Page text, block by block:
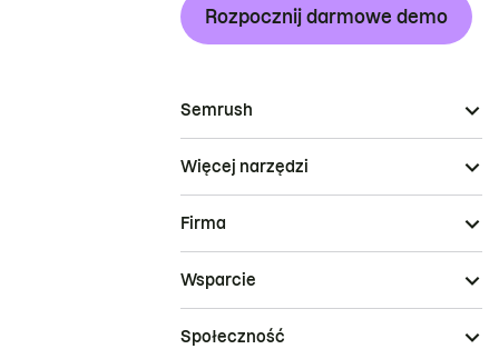
Rozpocznij darmowe demo
Semrush
Więcej narzędzi
Firma
Wsparcie
Społeczność